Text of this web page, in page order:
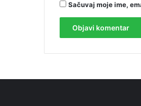
Sačuvaj moje ime,